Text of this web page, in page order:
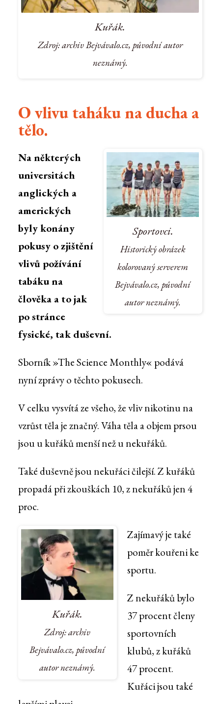
Kuřák.
Zdroj: archiv Bejvávalo.cz, původní autor
neznámý.
O vlivu taháku na ducha a
tělo.
Sportovci.
Historický obrázek
kolorovaný serverem
Bejvávalo.cz, původní
autor neznámý.
Na některých
universitách
anglických a
amerických
byly konány
pokusy o zjištění
vlivů požívání
tabáku na
člověka a to jak
po stránce
fysické, tak duševní.
Sborník »The Science Monthly« podává
nyní zprávy o těchto pokusech.
V celku vysvítá ze všeho, že vliv nikotinu na
vzrůst těla je značný. Váha těla a objem prsou
jsou u kuřáků menší než u nekuřáků.
Také duševně jsou nekuřáci čilejší. Z kuřáků
propadá při zkouškách 10, z nekuřáků jen 4
proc.
Kuřák.
Zdroj: archiv
Bejvávalo.cz, původní
autor neznámý.
Zajímavý je také
poměr kouřeni ke
sportu.
Z nekuřáků bylo
37 procent členy
sportovních
klubů, z kuřáků
47 procent.
Kuřáci jsou také